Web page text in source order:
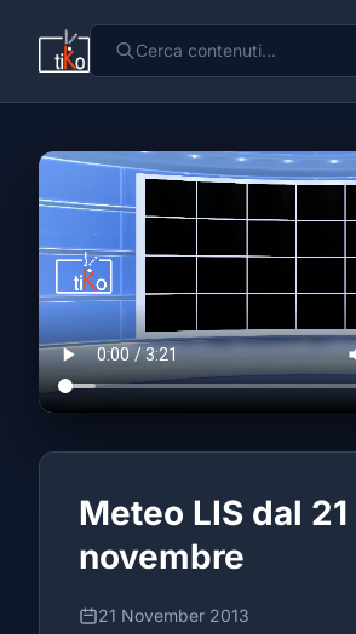
Meteo LIS dal
novembre
21 November 2013